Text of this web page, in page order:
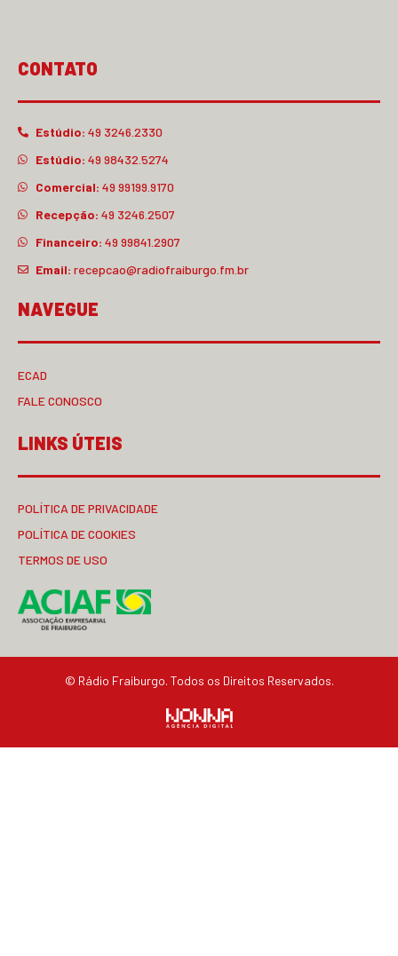
CONTATO
Estúdio: 49 3246.2330
Estúdio: 49 98432.5274
Comercial: 49 99199.9170
Recepção: 49 3246.2507
Financeiro: 49 99841.2907
Email: recepcao@radiofraiburgo.fm.br
NAVEGUE
ECAD
FALE CONOSCO
LINKS ÚTEIS
POLÍTICA DE PRIVACIDADE
POLÍTICA DE COOKIES
TERMOS DE USO
© Rádio Fraiburgo. Todos os Direitos Reservados.